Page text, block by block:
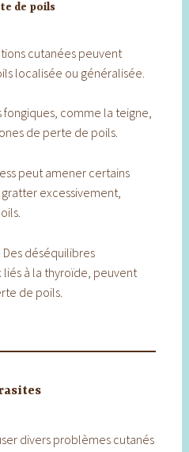
de poils
cutanées peuvent
localisée ou généralisée.
fongiques, comme la teigne,
de perte de poils.
peut amener certains
excessivement,
: Des déséquilibres
à la thyroïde, peuvent
de poils.
divers problèmes cutanés